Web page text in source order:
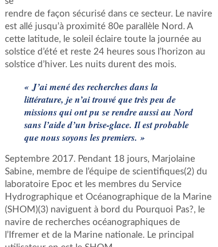
rendre de façon sécurisé dans ce secteur. Le navire
est allé jusqu’à proximité 80e parallèle Nord. A
cette latitude, le soleil éclaire toute la journée au
solstice d’été et reste 24 heures sous l’horizon au
solstice d’hiver. Les nuits durent des mois.
« J’ai mené des recherches dans la
littérature, je n’ai trouvé que très peu de
missions qui ont pu se rendre aussi au Nord
sans l’aide d’un brise-glace. Il est probable
que nous soyons les premiers. »
Septembre 2017. Pendant 18 jours, Marjolaine
Sabine, membre de l’équipe de scientifiques(2) du
laboratoire Epoc et les membres du Service
Hydrographique et Océanographique de la Marine
(SHOM)(3) naviguent à bord du Pourquoi Pas?, le
navire de recherches océanographiques de
l’Ifremer et de la Marine nationale. Le principal